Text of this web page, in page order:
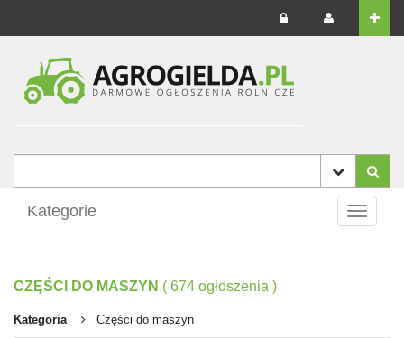
Toggle
Kategorie
CZĘŚCI DO MASZYN ( 674 ogłoszenia )
Kategoria Części do maszyn